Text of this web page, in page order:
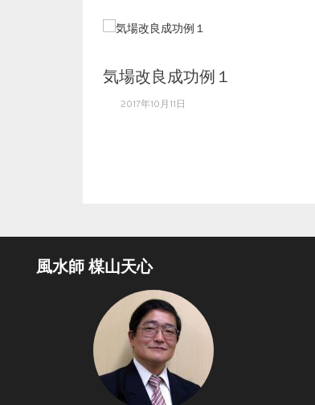
気場改良成功例１
2017年10月11日
風水師 楳山天心